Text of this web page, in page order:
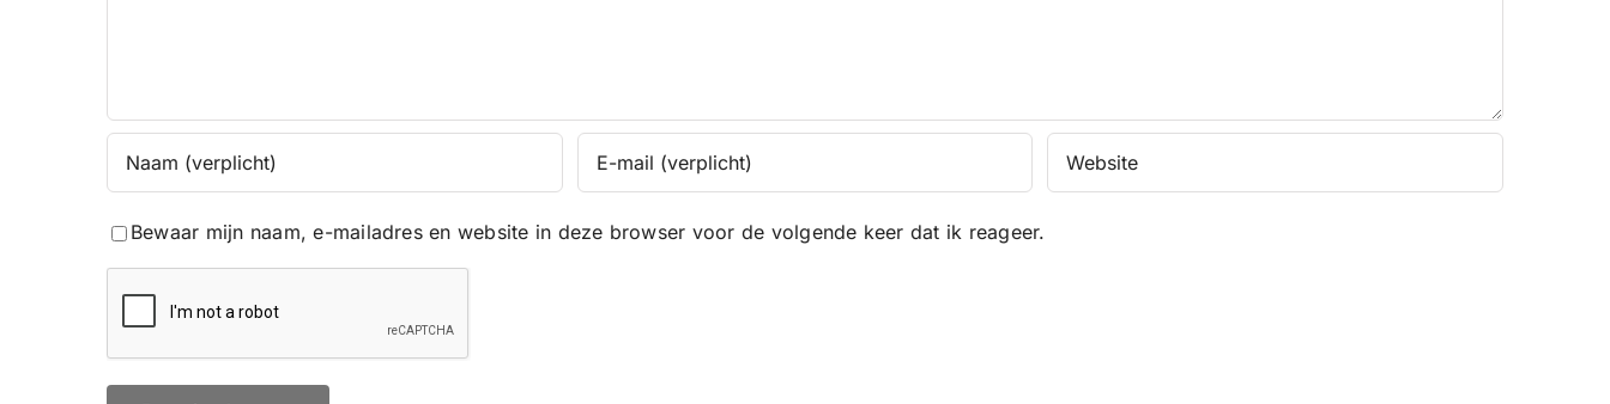
Bewaar mijn naam, e-mailadres en website in deze browser voor de volgende keer dat ik reageer.